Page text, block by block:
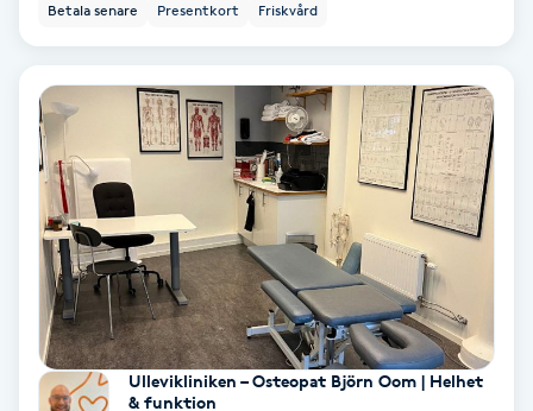
MicroPen
Microshading
Mixfransar
Nagelförlängning
Nagelförlängning akryl
Betala senare Presentkort Friskvård
Ullevikliniken – Osteopat Björn Oom | Helhet
& funktion